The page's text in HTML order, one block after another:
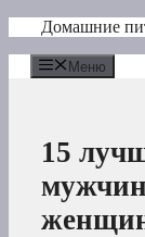
Перейти
содержимому
Домашние
Меню
15